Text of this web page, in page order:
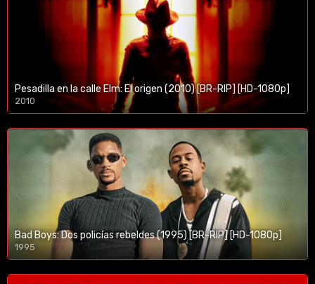
Pesadilla en la calle Elm: El origen (2010) [BR-RIP] [HD-1080p]
2010
1080p/720p
Bad Boys: Dos policías rebeldes (1995) [BR-RIP] [HD-1080p]
1995
1080p/720p